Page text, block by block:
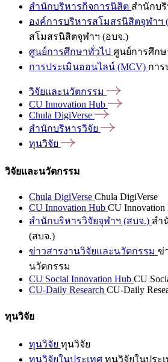
สำนักบริหารกิจการนิสิต สำนักบ
องค์การบริหารสโมสรนิสิตจุฬาฯ
สโมสรนิสิตจุฬาฯ (อบจ.)
ศูนย์การศึกษาทั่วไป ศูนย์การศึกษ
การประเมินออนไลน์ (MCV) การ
วิจัยและนวัตกรรม
CU Innovation Hub
Chula DigiVerse
สำนักบริหารวิจัย
ทุนวิจัย
วิจัยและนวัตกรรม
Chula DigiVerse Chula DigiVerse
CU Innovation Hub CU Innovation
สำนักบริหารวิจัยจุฬาฯ (สบจ.) สำ
(สบจ.)
ข่าวสารงานวิจัยและนวัตกรรม ข่
นวัตกรรม
CU Social Innovation Hub CU
CU-Daily Research CU-Daily
ทุนวิจัย
ทุนวิจัย ทุนวิจัย
ทุนวิจัยในประเทศ ทุนวิจัยในประ